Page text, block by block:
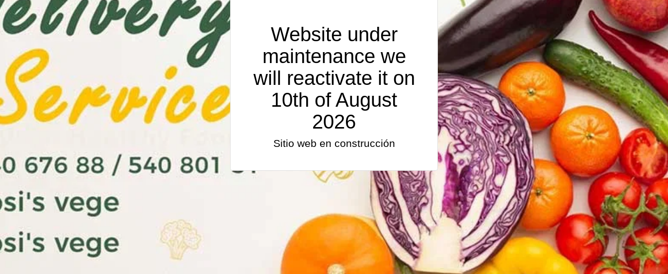
Website under
maintenance we
will reactivate it on
10th of August
2026
Sitio web en construcción